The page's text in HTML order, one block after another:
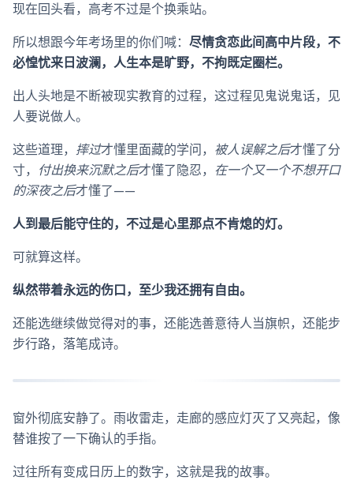
现在回头看，高考不过是个换乘站。
所以想跟今年考场里的你们喊： 尽情贪恋此间高中片段，不
必惶忧来日波澜，人生本是旷野，不拘既定圈栏。
出人头地是不断被现实教育的过程，这过程见鬼说鬼话，见
人要说做人。
这些道理， 摔过才懂里面藏的学问， 被人误解之后才懂了分
寸， 付出换来沉默之后才懂了隐忍， 在一个又一个不想开口
的深夜之后才懂了——
人到最后能守住的，不过是心里那点不肯熄的灯。
可就算这样。
纵然带着永远的伤口，至少我还拥有自由。
还能选继续做觉得对的事，还能选善意待人当旗帜，还能步
步行路，落笔成诗。
窗外彻底安静了。雨收雷走，走廊的感应灯灭了又亮起，像
替谁按了一下确认的手指。
过往所有变成日历上的数字，这就是我的故事。